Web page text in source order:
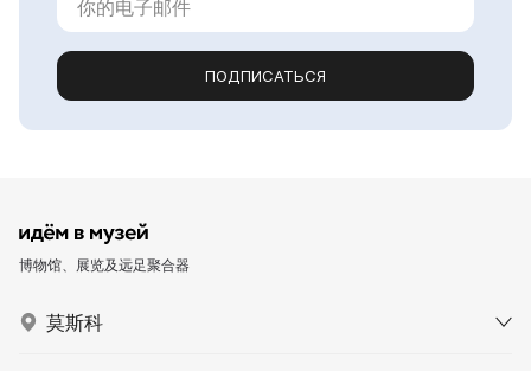
ПОДПИСАТЬСЯ
博物馆、展览及远足聚合器
莫斯科